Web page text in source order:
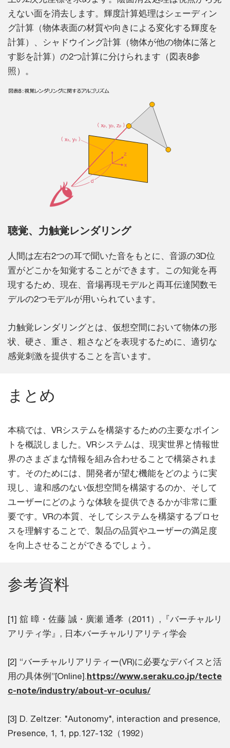
えない面を消去します。輝度計算処理はシェーディン
グ計算（物体表面の材質や向きによる変化する輝度を
計算）、シャドウイング計算（物体が他の物体に落と
す影を計算）の2つ計算に分けられます（図表8参
照）。
聴覚、力触覚レンダリング
人間は左右2つの耳で聞いた音をもとに、音源の3D位
置がどこかを知覚することができます。この知覚を再
現するため、現在、音場再現モデルと両耳伝達関数モ
デルの2つモデルが用いられています。
力触覚レンダリングとは、仮想空間において物体の形
状、硬さ、重さ、粗さなどを表現するために、適切な
感覚刺激を提供することを言います。
まとめ
本稿では、VRシステムを構築するための主要なポイン
トを概説しました。VRシステムは、現実世界と情報世
界のさまざまな情報を組み合わせることで構築されま
す。そのためには、開発者が望む機能をどのように実
現し、違和感のない仮想空間を構築するのか、そして
ユーザーにどのような体験を提供できるかが非常に重
要です。VRの本質、そしてシステムを構築するプロセ
スを理解することで、製品の品質やユーザーの満足度
を向上させることができるでしょう。
参考資料
[1] 舘 暲・佐藤 誠・廣瀬 通孝（2011）,『バーチャルリ
アリティ学』, 日本バーチャルリアリティ学会
[2] “バーチャルリアリティー(VR)に必要なデバイスと活
用の具体例”[Online].https://www.seraku.co.jp/tecte
c-note/industry/about-vr-oculus/
[3] D. Zeltzer: "Autonomy", interaction and presence,
Presence, 1, 1, pp.127-132（1992）